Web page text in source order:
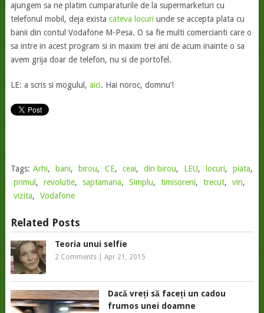
ajungem sa ne platim cumparaturile de la supermarketuri cu
telefonul mobil, deja exista cateva locuri unde se accepta plata cu
banii din contul Vodafone M-Pesa. O sa fie multi comercianti care o
sa intre in acest program si in maxim trei ani de acum inainte o sa
avem grija doar de telefon, nu si de portofel.
LE: a scris si mogulul, aici. Hai noroc, domnu’!
Tags: Arhi, bani, birou, CE, ceai, din birou, LEU, locuri, piata,
primul , revolutie, saptamana, Simplu, timisoreni, trecut, vin,
vizita, Vodafone
Related Posts
Teoria unui selfie
2 Comments| Apr 21, 2015
Dacă vreți să faceți un cadou
frumos unei doamne